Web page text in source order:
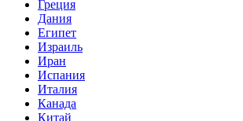
Греция
Дания
Египет
Израиль
Иран
Испания
Италия
Канада
Китай